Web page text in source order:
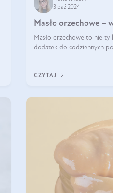
3 paź 2024
Masło orzechowe –
Masło orzechowe to nie
dodatek do codziennych
CZYTAJ